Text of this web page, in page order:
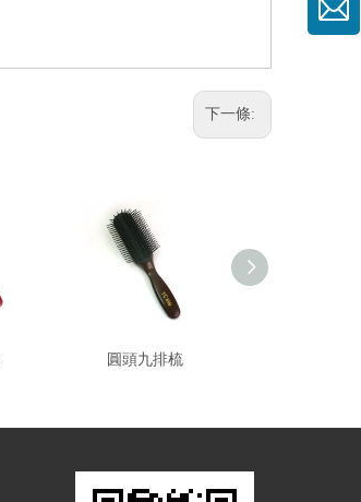
下一條:
圓頭九排梳